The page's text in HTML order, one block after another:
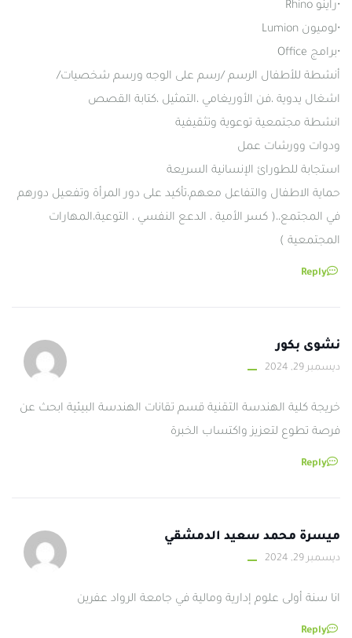
•راينو Rhino
•لوميون Lumion
•برامج Office
أنشطة للأطفال الرسم /رسم على الوجه ورسم شخصيات/
اشغال يدوية ،فن الأوريغامي ،التمثيل ،كتابة القصص
انشطة مجتمعية توعوية وتثقيفية
ودوات وورشات عمل
استجابة للطورائ الإنسانية السريعة
حماية الاطفال والتفاعل معهم،تأكيد على دور المرأة وتفعيل دورهم
في المجتمع،،( كسر الأمية ، الدعع النفسي ، التوعية،المهارات
المجتمعية )
Reply
نشوى بكور
ديسمبر 29, 2024
خريجة كلية الهندسة التقنية قسم تقانات الهندسة البيئية ابحث عن
فرصة تطوع لتعزيز واكتساب الخبرة
Reply
ميسرة محمد سعيد الدمشقي
ديسمبر 29, 2024
انا سنة أولى علوم إدارية ومالية في جامعة الرواد عفرين
Reply